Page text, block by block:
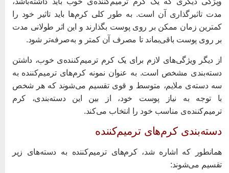
تاثیرگذاری آن است. به طور کلی کرم‌ها باید تاثیر خود را
زمان ممکن بر روی پوست بگذارند و این اثر طولانی مدت
روی پوست باقی‌بماند تا مصرف آن کمتر و به‌صرفه‌تر شود.
دیگر ویژگی‌های لازم برای یک کرم ترمیم‌کننده‌ی خوب، داشتن
مشخص است. به عنوان نمونه کرم‌های ترمیم‌کننده به
دسته‌ی ملایم، متوسط و قوی تقسیم می‌شوند که هر شخص
توجه به نیاز پوست خود، از بین این دسته‌بندی، کرم
مناسب خود را انتخاب می‌کند.
کرم‌های ترمیم‌کننده
که اشاره شد، کرم‌های ترمیم‌کننده به دسته‌های زیر
می‌شوند: